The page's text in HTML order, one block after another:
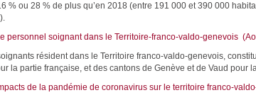
% ou 28 % de plus qu’en 2018 (entre 191 000 et 390 000
personnel soignant dans le Territoire-franco-valdo-genevois
résident dans le Territoire franco-valdo-genevois,
la partie française, et des cantons de Genève et de Vaud pour
de la pandémie de coronavirus sur le territoire franco-